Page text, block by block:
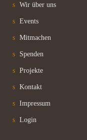
Wir über uns
Events
Mitmachen
Spenden
Projekte
Kontakt
Impressum
Login